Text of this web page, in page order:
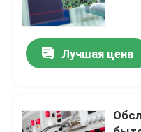
Лаборатории
Автомобильные
Лучшая цена